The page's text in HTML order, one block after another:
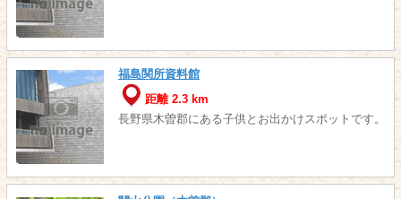
福島関所資料館
距離 2.3 km
長野県木曽郡にある子供とお出かけスポットです。